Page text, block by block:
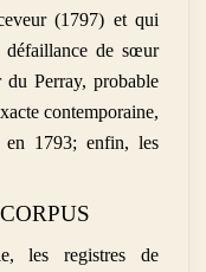
(1797) et qui
défaillance de sœur
Perray, probable
contemporaine,
en 1793; enfin, les
les registres de